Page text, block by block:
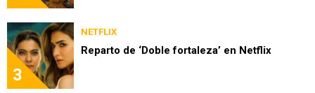
3
NETFLIX
Reparto de ‘Doble fortaleza’ en Netflix